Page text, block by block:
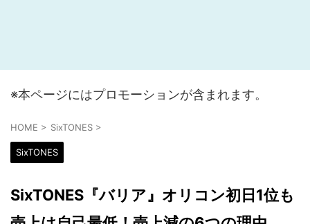
※本ページにはプロモーションが含まれます。
HOME > SixTONES >
SixTONES
SixTONES『バリア』オリコン初日1位も